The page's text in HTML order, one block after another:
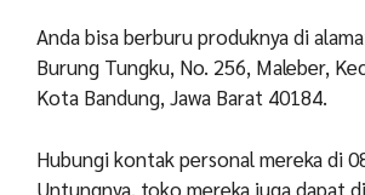
Anda bisa berburu produknya di
Burung Tungku, No. 256, Maleber,
Kota Bandung, Jawa Barat 40184.
Hubungi kontak personal mereka di
Untungnya, toko mereka juga dapat